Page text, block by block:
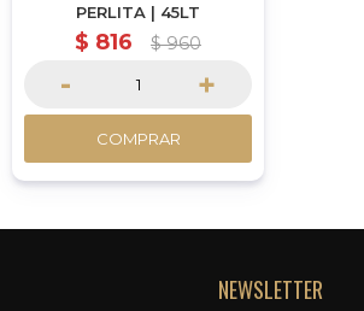
PERLITA | 45LT
$ 816 $ 960
- +
COMPRAR
NEWSLETTER